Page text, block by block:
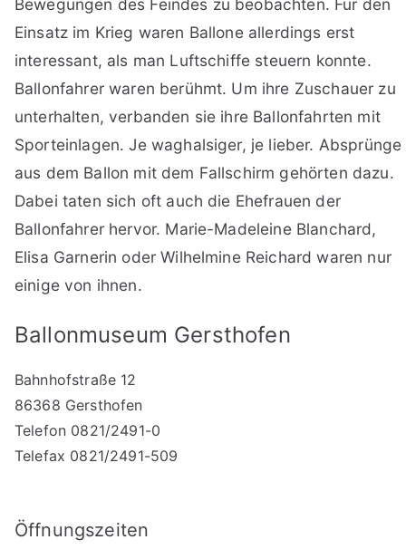
Einsatz im Krieg waren Ballone allerdings erst
interessant, als man Luftschiffe steuern konnte.
Ballonfahrer waren berühmt. Um ihre Zuschauer zu
unterhalten, verbanden sie ihre Ballonfahrten mit
Sporteinlagen. Je waghalsiger, je lieber. Absprünge
aus dem Ballon mit dem Fallschirm gehörten dazu.
Dabei taten sich oft auch die Ehefrauen der
Ballonfahrer hervor. Marie-Madeleine Blanchard,
Elisa Garnerin oder Wilhelmine Reichard waren nur
einige von ihnen.
Ballonmuseum Gersthofen
Bahnhofstraße 12
86368 Gersthofen
Telefon 0821/2491-0
Telefax 0821/2491-509
Öffnungszeiten